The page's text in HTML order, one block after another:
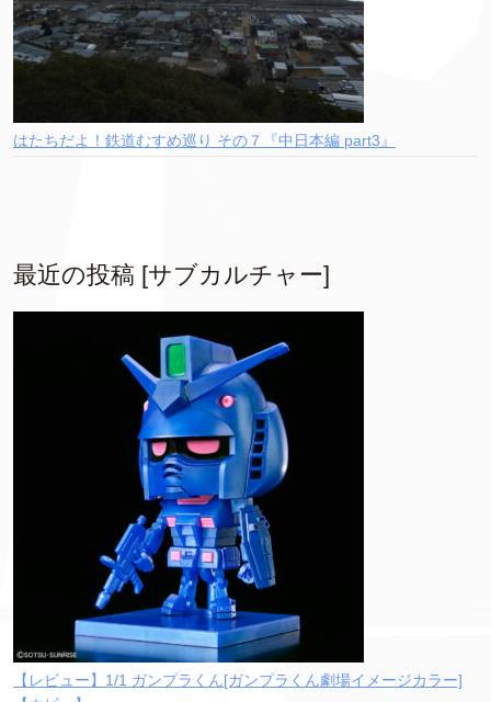
はたちだよ！鉄道むすめ巡り その７『中日本編 part3』
最近の投稿 [サブカルチャー]
【レビュー】1/1 ガンプラくん[ガンプラくん劇場イメージカラー]